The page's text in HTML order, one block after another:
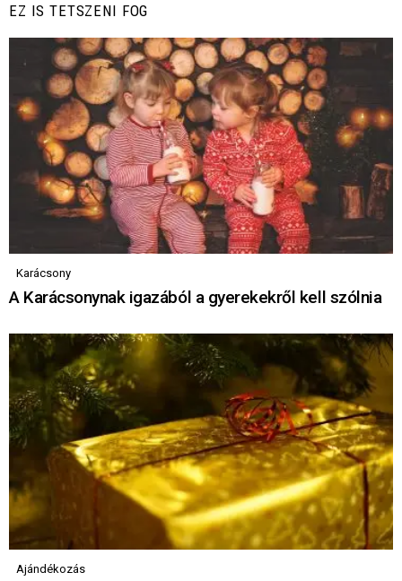
EZ IS TETSZENI FOG
Karácsony
A Karácsonynak igazából a gyerekekről kell szólnia
Ajándékozás